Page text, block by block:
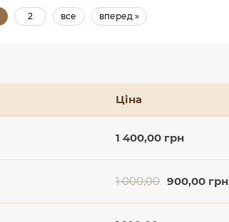
2 все вперед »
Ціна
1 400,00 грн
1 000,00 900,00 грн